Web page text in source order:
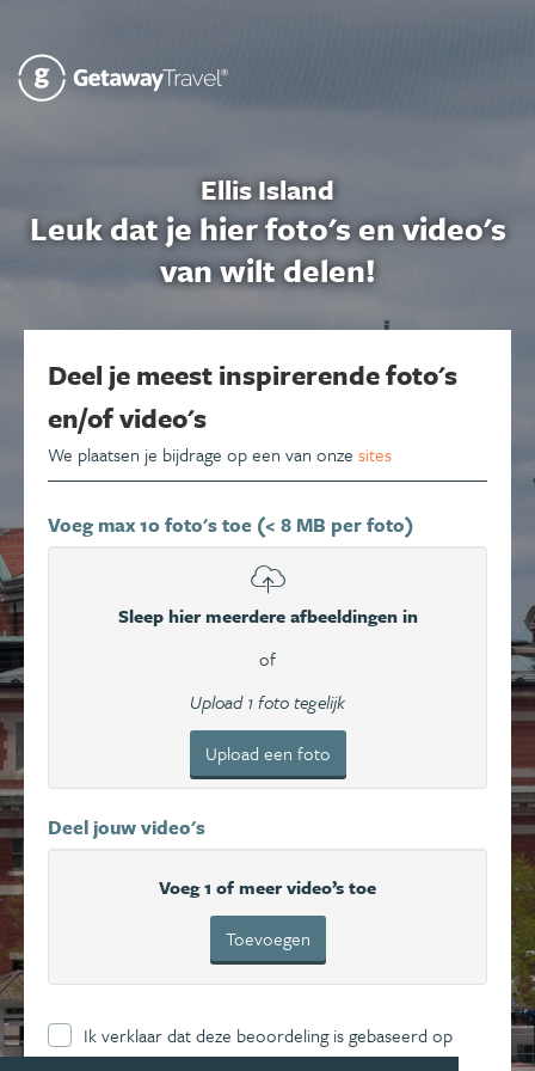
Ellis Island
Leuk dat je hier foto's en video's
van wilt delen!
Deel je meest inspirerende foto's
en/of video's
We plaatsen je bijdrage op een van onze sites
Voeg max 10 foto's toe (< 8 MB per foto)
Sleep hier meerdere afbeeldingen in
of
Upload 1 foto tegelijk
Upload een foto
Deel jouw video's
Voeg 1 of meer video’s toe
Toevoegen
Ik verklaar dat deze beoordeling is gebaseerd op
mijn eigen ervaring en ga hierbij akkoord met de